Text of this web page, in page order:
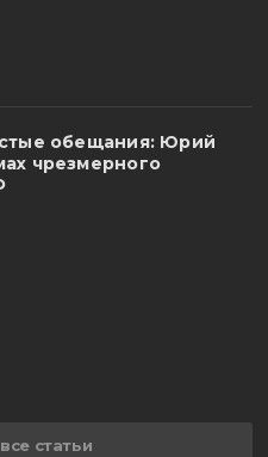
обещания: Юрий
чрезмерного
статьи